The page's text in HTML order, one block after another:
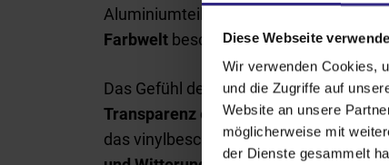
Diese Webseite
Wir verwenden Cookies,
und die Zugriffe auf
Website an unsere
möglicherweise mit
der Dienste gesammelt
Aluminiumteile können mit der
Farbwelt beschichtet werden.
Das Gefühl der Offenheit und Freiheit
Transparenz der VisionAir Maxi-Gaze
das vinylbeschichtete